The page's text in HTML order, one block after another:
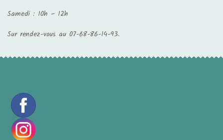
Samedi : 10h – 12h
Sur rendez-vous au 07-68-86-14-93.